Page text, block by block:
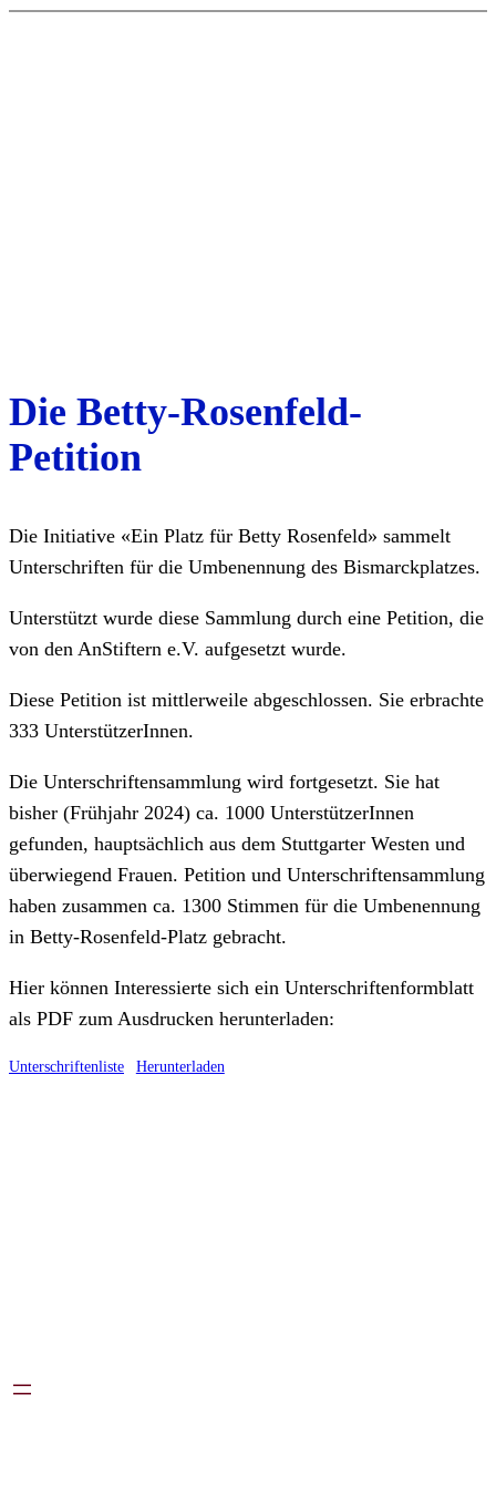
Die Betty-Rosenfeld-
Petition
Die Initiative «Ein Platz für Betty Rosenfeld» sammelt
Unterschriften für die Umbenennung des Bismarckplatzes.
Unterstützt wurde diese Sammlung durch eine Petition, die
von den AnStiftern e.V. aufgesetzt wurde.
Diese Petition ist mittlerweile abgeschlossen. Sie erbrachte
333 UnterstützerInnen.
Die Unterschriftensammlung wird fortgesetzt. Sie hat
bisher (Frühjahr 2024) ca. 1000 UnterstützerInnen
gefunden, hauptsächlich aus dem Stuttgarter Westen und
überwiegend Frauen. Petition und Unterschriftensammlung
haben zusammen ca. 1300 Stimmen für die Umbenennung
in Betty-Rosenfeld-Platz gebracht.
Hier können Interessierte sich ein Unterschriftenformblatt
als PDF zum Ausdrucken herunterladen:
Unterschriftenliste Herunterladen